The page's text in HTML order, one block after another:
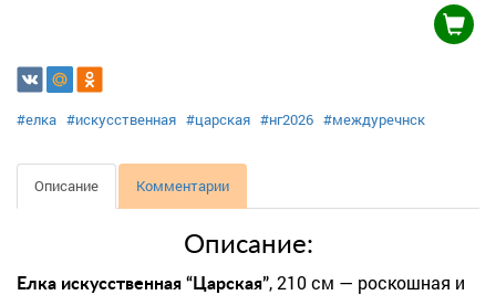
#елка #искусственная #царская #нг2026 #междуречнск
Описание Комментарии
Описание:
Елка искусственная “Царская”, 210 см — роскошная и